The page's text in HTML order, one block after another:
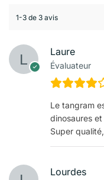
1-3 de 3 avis
Laure
Évaluateur
Le tangram
dinosaures
Super
Lourdes